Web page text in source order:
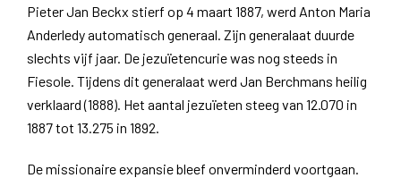
Pieter Jan Beckx stierf op 4 maart 1887, werd Anton Maria
Anderledy automatisch generaal. Zijn generalaat duurde
slechts vijf jaar. De jezuïetencurie was nog steeds in
Fiesole. Tijdens dit generalaat werd Jan Berchmans heilig
verklaard (1888). Het aantal jezuïeten steeg van 12.070 in
1887 tot 13.275 in 1892.
De missionaire expansie bleef onverminderd voortgaan.